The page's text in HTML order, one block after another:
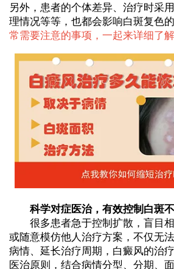
另外，患者的个体差异、治疗时采
理情况等等，也都会影响白斑复色的
常需要注意的事项，一起来详细了
科学对症医治，有效控制白斑
很多患者急于控制扩散，盲目相
或随意模仿他人治疗方案，不仅无
病情、延长治疗周期，白癜风的治
医治原则，结合病情分型、分期、